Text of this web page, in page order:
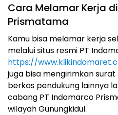
Cara Melamar Kerja
Prismatama
Kamu bisa melamar kerja
melalui situs resmi PT
https://
juga bisa mengirimkan
berkas pendukung lainnya
cabang PT Indomarco
wilayah Gunungkidul.